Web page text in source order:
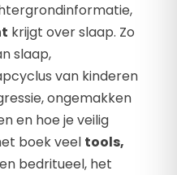
krijgt over slaap. Zo
slaap,
van kinderen
ongemakken
en hoe je veilig
boek veel tools,
bedritueel, het